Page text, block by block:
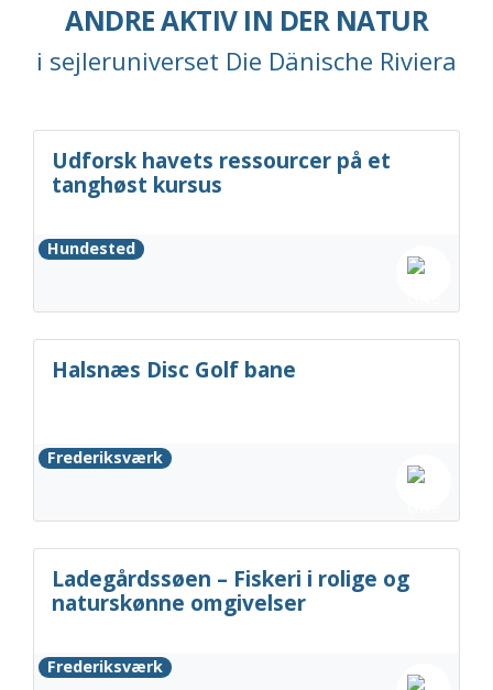
ANDRE AKTIV IN DER NATUR
i sejleruniverset Die Dänische Riviera
Udforsk havets ressourcer på et
tanghøst kursus
Hundested
Halsnæs Disc Golf bane
Frederiksværk
Ladegårdssøen – Fiskeri i rolige og
naturskønne omgivelser
Frederiksværk